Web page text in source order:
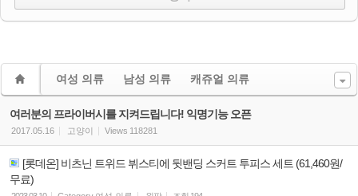
여성 의류 남성 의류 캐쥬얼 의류
여러분의 프라이버시를 지켜드립니다! 익명기능 오픈
2017.05.16 고양이 Views 118281
[롯데온] 비츠닌 트위드 뷔스티에 뒷밴딩 스커트 투피스 세트 (61,460원/
무료)